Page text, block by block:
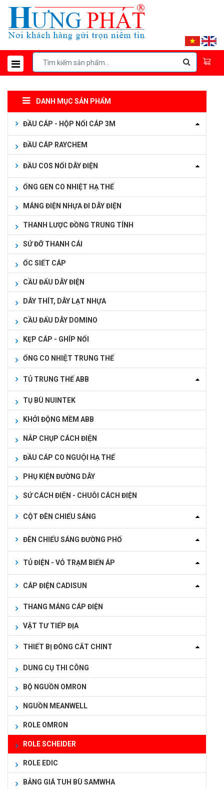
DANH MỤC SẢN PHẨM
ĐẦU CÁP - HỘP NỐI CÁP 3M
ĐẦU CÁP RAYCHEM
ĐẦU COS NỐI DÂY ĐIỆN
ỐNG GEN CO NHIỆT HẠ THẾ
MÁNG ĐIỆN NHỰA ĐI DÂY ĐIỆN
THANH LƯỢC ĐỒNG TRUNG TÍNH
SỨ ĐỠ THANH CÁI
ỐC SIẾT CÁP
CẦU ĐẤU DÂY ĐIỆN
DÂY THÍT, DÂY LẠT NHỰA
CẦU ĐẤU DÂY DOMINO
KẸP CÁP - GHÍP NỐI
ỐNG CO NHIỆT TRUNG THẾ
TỦ TRUNG THẾ ABB
TỤ BÙ NUINTEK
KHỞI ĐỘNG MỀM ABB
NẮP CHỤP CÁCH ĐIỆN
ĐẦU CÁP CO NGUỘI HẠ THẾ
PHỤ KIỆN ĐƯỜNG DÂY
SỨ CÁCH ĐIỆN - CHUỖI CÁCH ĐIỆN
CỘT ĐÈN CHIẾU SÁNG
ĐÈN CHIẾU SÁNG ĐƯỜNG PHỐ
TỦ ĐIỆN - VỎ TRẠM BIẾN ÁP
CÁP ĐIỆN CADISUN
THANG MÁNG CÁP ĐIỆN
VẬT TƯ TIẾP ĐỊA
THIẾT BỊ ĐÓNG CẮT CHINT
DUNG CỤ THI CÔNG
BỘ NGUỒN OMRON
NGUỒN MEANWELL
ROLE OMRON
ROLE SCHEIDER
ROLE EDIC
BẢNG GIÁ TUH BÙ SAMWHA